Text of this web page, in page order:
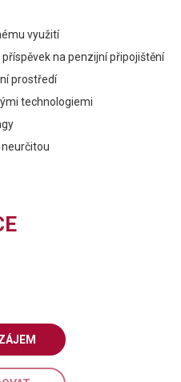
využití
na penzijní připojištění
prostředí
technologiemi